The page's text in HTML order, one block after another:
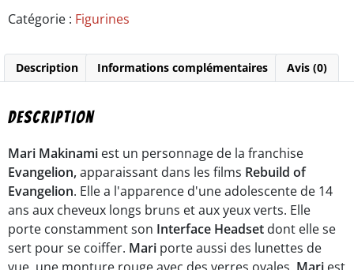
Catégorie : Figurines
Description Informations complémentaires Avis (0)
Description
Mari Makinami est un personnage de la franchise
Evangelion,apparaissant dans les films Rebuild of
Evangelion. Elle a l'apparence d'une adolescente de 14
ans aux cheveux longs bruns et aux yeux verts. Elle
porte constamment son Interface Headset dont elle se
sert pour se coiffer. Mari porte aussi des lunettes de
vue, une monture rouge avec des verres ovales. Mari est